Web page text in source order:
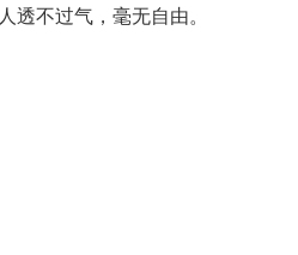
透不过气，毫无自由。